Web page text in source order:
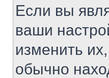
Если вы
ваши
изменить
обычно